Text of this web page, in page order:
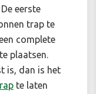
eerste
trap te
complete
plaatsen.
is, dan is het
te laten